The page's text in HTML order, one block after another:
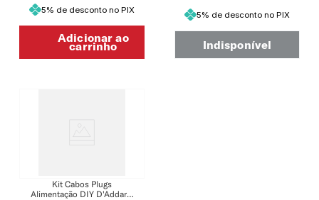
5% de desconto no PIX
Adicionar ao
carrinho
5% de desconto no PIX
Indisponível
Kit Cabos Plugs
Alimentação DIY D'Addario